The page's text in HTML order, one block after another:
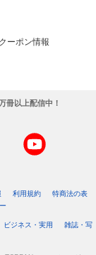
ーポン情報
冊以上配信中！
利用規約
特商法の表
ビジネス・実用
雑誌・写